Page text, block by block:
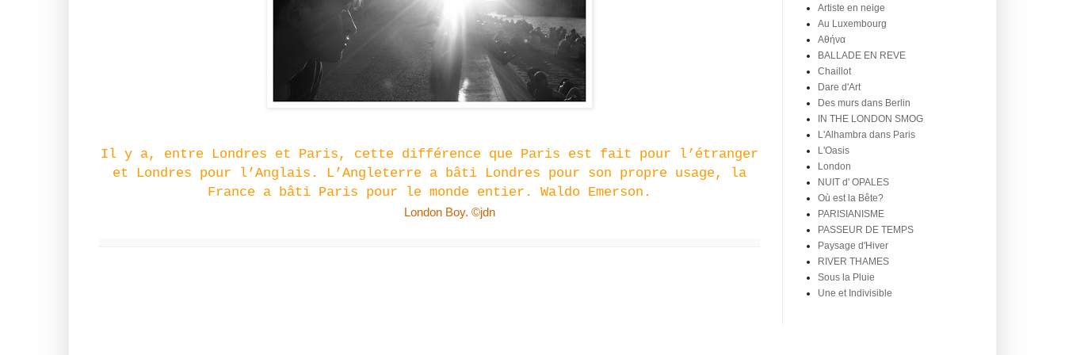
Il y a, entre Londres et Paris, cette différence que Paris est fait pour l’étranger
et Londres pour l’Anglais. L’Angleterre a bâti Londres pour son propre usage, la
France a bâti Paris pour le monde entier. Waldo Emerson.
London Boy. ©jdn
Artiste en neige
Au Luxembourg
Aθήνα
BALLADE EN REVE
Chaillot
Dare d'Art
Des murs dans Berlin
IN THE LONDON SMOG
L'Alhambra dans Paris
L'Oasis
London
NUIT d' OPALES
Où est la Bête?
PARISIANISME
PASSEUR DE TEMPS
Paysage d'Hiver
RIVER THAMES
Sous la Pluie
Une et Indivisible